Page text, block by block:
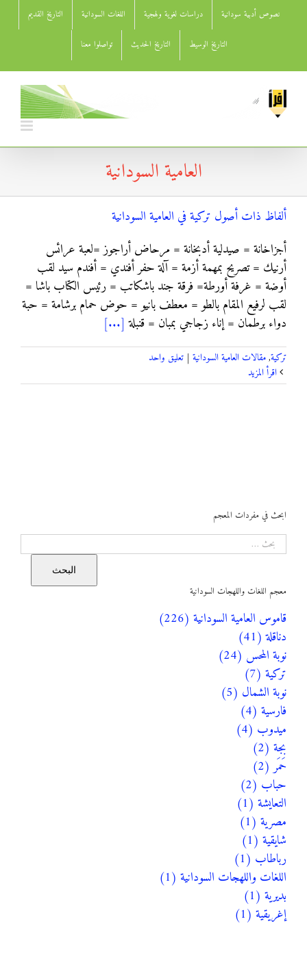
نصوص أدبية سودانية دراسات لغوية ولهجية اللغات السودانية التاريخ القديم
التاريخ الوسيط التاريخ الحديث تواصلوا معنا
العامية السودانية
ألفاظ ذات أصول تركية في العامية السودانية
أجزاخانة = صيدلية أدبخانة = مرحاض أراجوز =لعبة عرائس
أرنيك = تصريح بمهمة أزمة = آلة حفر أفندي = أفندم سيد لقب
أوضة = غرفة أورطة= فرقة جند باشكاتب = رئيس الكتاب باشا =
لقب لرفيع المقام بالطو = معطف بانيو = حوض حمام برشامة = حبة
دواء برطمان = إناء زجاجي بمبان = قنبلة [...]
تركية,مقالات العامية السودانية | تعليق واحد
ابحث في مفردات المعجم
البحث
البحث
معجم اللغات واللهجات السودانية
قاموس العامية السودانية (226)
دناقلة (41)
نوبة المحس (24)
تركية (7)
نوبة الشمال (5)
فارسية (4)
ميدوب (4)
بجة (2)
حَمَر (2)
حباب (2)
التعايشة (1)
مصرية (1)
شايقية (1)
رباطاب (1)
اللغات واللهجات السودانية (1)
بديرية (1)
إغريقية (1)